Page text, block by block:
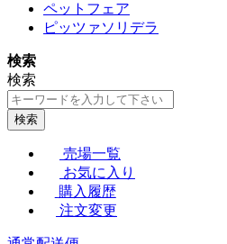
ペットフェア
ピッツァソリデラ
検索
検索
検索
売場一覧
お気に入り
購入履歴
注文変更